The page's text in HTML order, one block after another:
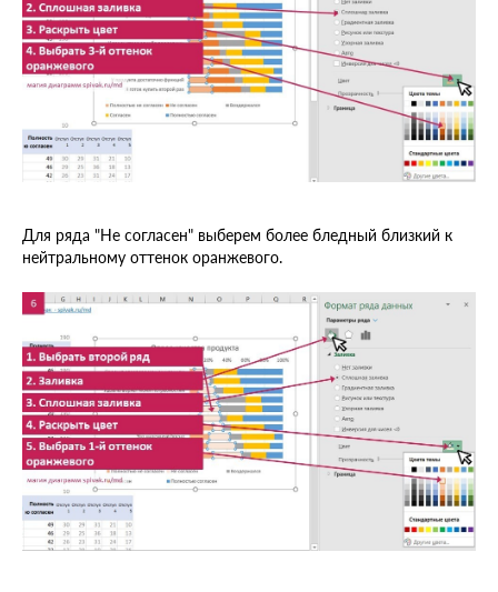
Для ряда "Не согласен" выберем более бледный близкий к
нейтральному оттенок оранжевого.